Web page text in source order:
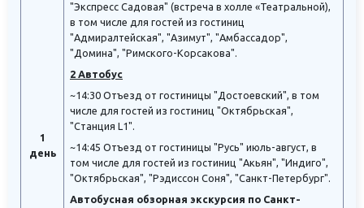
1
день
"Экспресс Садовая" (встреча в холле «Театральной),
в том числе для гостей из гостиниц
"Адмиралтейская", "Азимут", "Амбассадор",
"Домина", "Римского-Корсакова".
2 Автобус
~14:30 Отъезд от гостиницы "Достоевский", в том
числе для гостей из гостиниц "Октябрьская",
"Станция L1".
~14:45 Отъезд от гостиницы "Русь" июль-август, в
том числе для гостей из гостиниц "Акьян", "Индиго",
"Октябрьская", "Рэдиссон Соня", "Санкт-Петербург".
Автобусная обзорная экскурсия по Санкт-